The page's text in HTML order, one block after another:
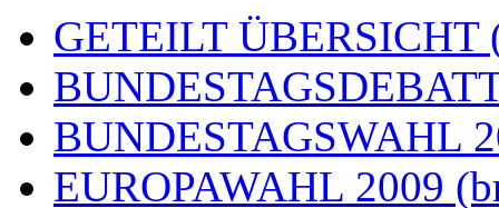
GETEILT ÜBERSICHT
BUNDESTAGSWAHL
EUROPAWAHL 2009